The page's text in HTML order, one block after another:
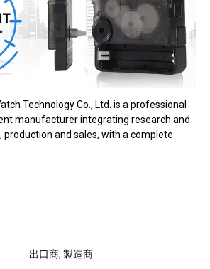
Technology Co., Ltd. is a professional
manufacturer integrating research and
production and sales, with a complete
出口商, 製造商